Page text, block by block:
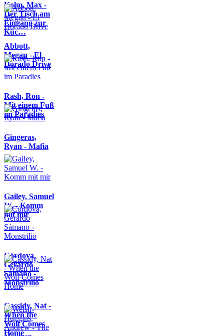
Kolm, Max -
Der Tisch am
Eingang zur
Küc…
Abbott,
Megan - El
Dorado Drive
Rash, Ron -
Mit einem Fuß
im Paradies
Gingeras,
Ryan - Mafia
Gailey, Samuel
W. - Komm
mit mir
Córdova,
Gerardo
Sámano -
Monstrilio
Cassidy, Nat -
When the
Wolf Comes
Home